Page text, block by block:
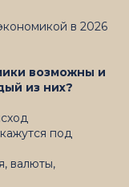
в 2026
возможны и
из них?
под
валюты,